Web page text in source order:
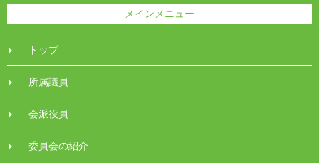
メインメニュー
トップ
所属議員
会派役員
委員会の紹介